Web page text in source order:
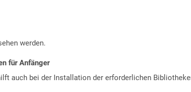
werden.
für Anfänger
auch bei der Installation der erforderlichen